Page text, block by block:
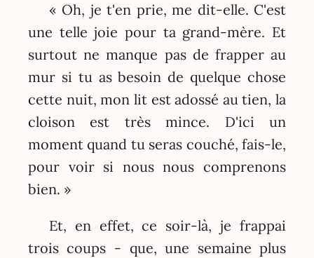
« Oh, je t'en prie, me dit-elle. C'est
une telle joie pour ta grand-mère. Et
surtout ne manque pas de frapper au
mur si tu as besoin de quelque chose
cette nuit, mon lit est adossé au tien, la
cloison est très mince. D'ici un
moment quand tu seras couché, fais-le,
pour voir si nous nous comprenons
bien. »
Et, en effet, ce soir-là, je frappai
trois coups - que, une semaine plus